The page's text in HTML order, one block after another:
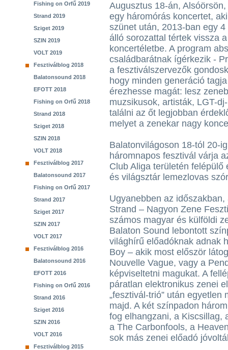
Fishing on Orfű 2019
Strand 2019
Sziget 2019
SZIN 2019
VOLT 2019
Fesztiválblog 2018
Balatonsound 2018
EFOTT 2018
Fishing on Orfű 2018
Strand 2018
Sziget 2018
SZIN 2018
VOLT 2018
Fesztiválblog 2017
Balatonsound 2017
Fishing on Orfű 2017
Strand 2017
Sziget 2017
SZIN 2017
VOLT 2017
Fesztiválblog 2016
Balatonsound 2016
EFOTT 2016
Fishing on Orfű 2016
Strand 2016
Sziget 2016
SZIN 2016
VOLT 2016
Fesztiválblog 2015
Augusztus 18-án,
egy háromórás koncertet,
szünet után, 2013-ban egy
álló sorozattal tértek vissza a
koncertéletbe. A program
családbarátnak ígérkezik -
a fesztiválszervezők
hogy minden generáció
érezhesse magát: lesz
muzsikusok, artisták, LGT-
találni az őt legjobban
melyet a zenekar nagy
Balatonvilágoson 18-tól 20-
háromnapos fesztivál várja
Club Aliga területén
és világsztár lemezlovas
Ugyanebben az
Strand – Nagyon Zene
számos magyar és külföldi
Balaton Sound lebontott
világhírű előadóknak adnak
Boy – akik most először
Nouvelle Vague, vagy a
képviseltetni magukat. A
páratlan elektronikus zenei
„fesztivál-trió” után
majd. A két színpadon
fog elhangzani, a Kiscsillag,
a The Carbonfools, a
sok más zenei előadó